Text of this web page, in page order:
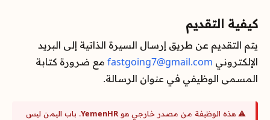
كيفية التقديم
يتم التقديم عن طريق إرسال السيرة الذاتية إلى البريد
الإلكتروني fastgoing7@gmail.com مع ضرورة كتابة
المسمى الوظيفي في عنوان الرسالة.
⚠️ هذه الوظيفة من مصدر خارجي هو YemenHR. باب اليمن ليس